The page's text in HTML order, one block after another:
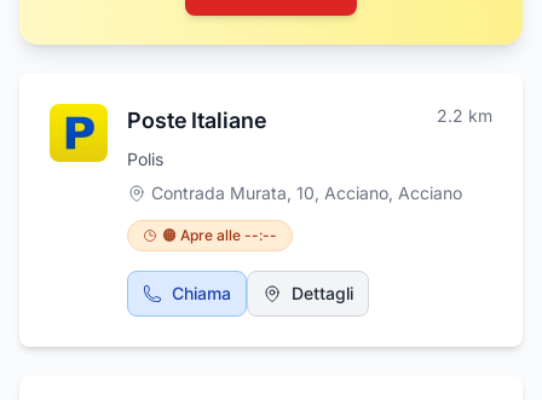
Poste Italiane 2.2 km
Polis
Contrada Murata, 10, Acciano, Acciano
🟠 Apre alle --:--
Chiama Dettagli